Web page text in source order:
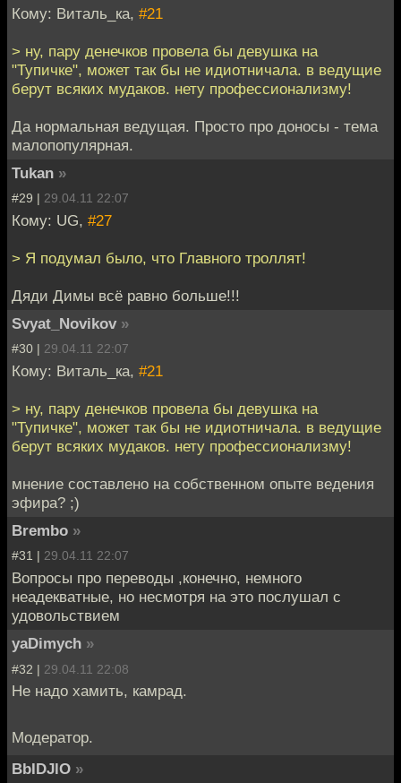
Кому: Виталь_ка, #21
> ну, пару денечков провела бы девушка на
"Тупичке", может так бы не идиотничала. в ведущие
берут всяких мудаков. нету профессионализму!
Да нормальная ведущая. Просто про доносы - тема
малопопулярная.
Tukan »
#29 | 29.04.11 22:07
Кому: UG, #27
> Я подумал было, что Главного троллят!
Дяди Димы всё равно больше!!!
Svyat_Novikov »
#30 | 29.04.11 22:07
Кому: Виталь_ка, #21
> ну, пару денечков провела бы девушка на
"Тупичке", может так бы не идиотничала. в ведущие
берут всяких мудаков. нету профессионализму!
мнение составлено на собственном опыте ведения
эфира? ;)
Brembo »
#31 | 29.04.11 22:07
Вопросы про переводы ,конечно, немного
неадекватные, но несмотря на это послушал с
удовольствием
yaDimych »
#32 | 29.04.11 22:08
Не надо хамить, камрад.
Модератор.
BbIDJlO »